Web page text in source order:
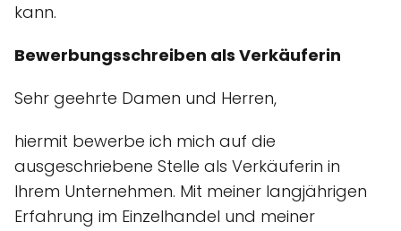
kann.
Bewerbungsschreiben als Verkäuferin
Sehr geehrte Damen und Herren,
hiermit bewerbe ich mich auf die
ausgeschriebene Stelle als Verkäuferin in
Ihrem Unternehmen. Mit meiner langjährigen
Erfahrung im Einzelhandel und meiner